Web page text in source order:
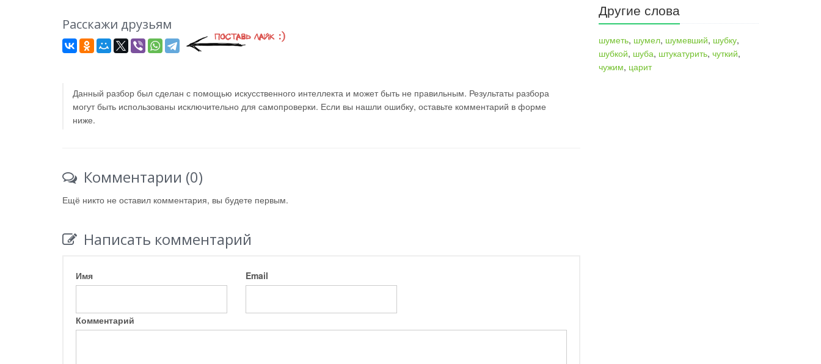
Расскажи друзьям
Данный разбор был сделан с помощью искусственного интеллекта и может быть не правильным. Результаты разбора
могут быть использованы исключительно для самопроверки. Если вы нашли ошибку, оставьте комментарий в форме
ниже.
Комментарии (0)
Ещё никто не оставил комментария, вы будете первым.
Написать комментарий
Имя Email
Комментарий
Другие слова
шуметь, шумел, шумевший, шубку,
шубкой, шуба, штукатурить, чуткий,
чужим, царит